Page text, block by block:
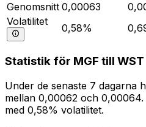
Genomsnitt 0,00063
Volatilitet
0,58%
Statistik för MGF till WST
Under de senaste 7 dagarna
mellan 0,00062 och
med 0,58% volatilitet.